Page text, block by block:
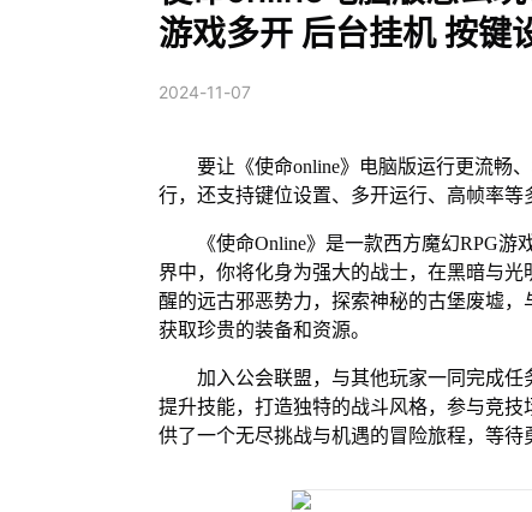
游戏多开 后台挂机 按键
2024-11-07
要让《使命online》电脑版运行更流畅
行，还支持键位设置、多开运行、高帧率等
《使命Online》是一款西方魔幻RPG
界中，你将化身为强大的战士，在黑暗与
醒的远古邪恶势力，探索神秘的古堡废墟，
获取珍贵的装备和资源。
加入公会联盟，与其他玩家一同完成
提升技能，打造独特的战斗风格，参与竞
供了一个无尽挑战与机遇的冒险旅程，等待